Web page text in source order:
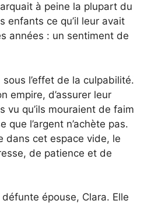
à peine la plupart du
enfants ce qu’il leur avait
années : un sentiment de
l’effet de la culpabilité.
empire, d’assurer leur
vu qu’ils mouraient de faim
que l’argent n’achète pas.
dans cet espace vide, le
de patience et de
épouse, Clara. Elle